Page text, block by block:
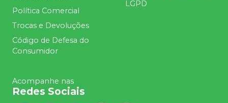
Política Comercial
Trocas e Devoluções
Código de Defesa do
Consumidor
LGPD
Acompanhe nas
Redes Sociais